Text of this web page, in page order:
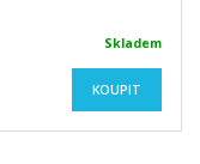
Skladem
KOUPIT